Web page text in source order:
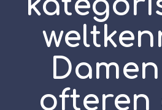
ofteren